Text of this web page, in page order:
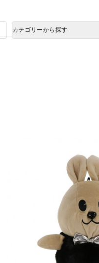
カテゴリーから探す